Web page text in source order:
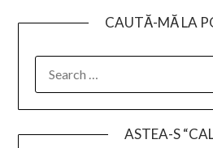
CAUTĂ-MĂ LA
FOR:
ASTEA-S